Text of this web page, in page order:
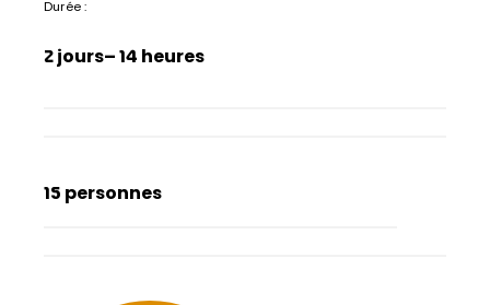
Durée :
2 jours– 14 heures
15 personnes